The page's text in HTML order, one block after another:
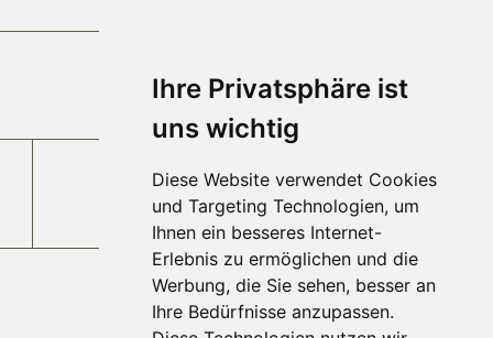
Ihre Privatsphäre ist
uns wichtig
Diese Website verwendet Cookies
und Targeting Technologien, um
Ihnen ein besseres Internet-
Erlebnis zu ermöglichen und die
Werbung, die Sie sehen, besser an
Ihre Bedürfnisse anzupassen.
Anfahrt
Jobs und Karriere